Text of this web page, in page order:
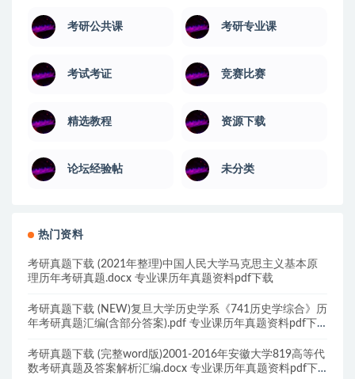
考研公共课 考研专业课
考试考证 竞赛比赛
精选教程 资源下载
论坛经验帖 未分类
热门资料
考研真题下载 (2021年整理)中国人民大学马克思主义基本原
理历年考研真题.docx 专业课历年真题资料pdf下载
考研真题下载 (NEW)复旦大学历史学系《741历史学综合》历
年考研真题汇编(含部分答案).pdf 专业课历年真题资料pdf下
考研真题下载 (完整word版)2001-2016年安徽大学819高等代
数考研真题及答案解析汇编.docx 专业课历年真题资料pdf下